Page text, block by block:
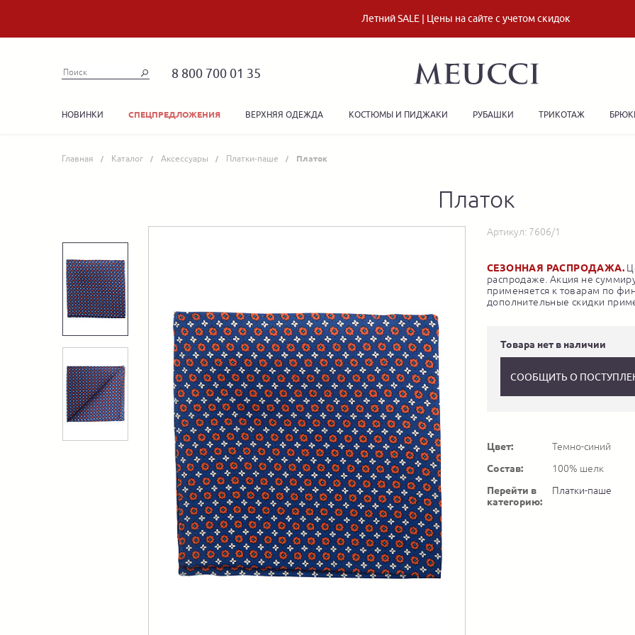
Летний SALE | Цены на сайте с учетом скидок
8 800 700 01 35
НОВИНКИ СПЕЦПРЕДЛОЖЕНИЯ ВЕРХНЯЯ ОДЕЖДА КОСТЮМЫ И ПИДЖАКИ РУБАШКИ ТРИКОТАЖ
Главная Каталог Аксессуары Платки-паше Платок
Платок
Артикул: 7606/1
СЕЗОННАЯ РАСПРОДАЖА.
распродаже. Акция не
применяется к товарам по
дополнительные скидки
Товара нет в наличии
СООБЩИТЬ О
Цвет:
Темно-синий
Состав:
100% шелк
Перейти в
категорию:
Платки-паше